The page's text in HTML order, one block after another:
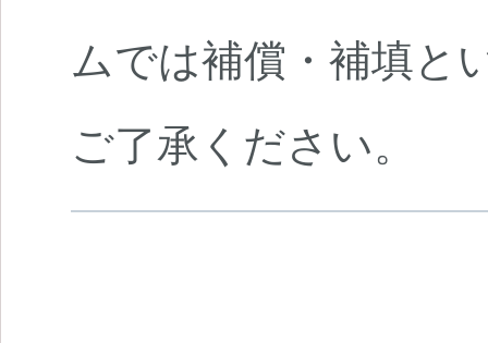
ムでは補償・補填と
ご了承ください。